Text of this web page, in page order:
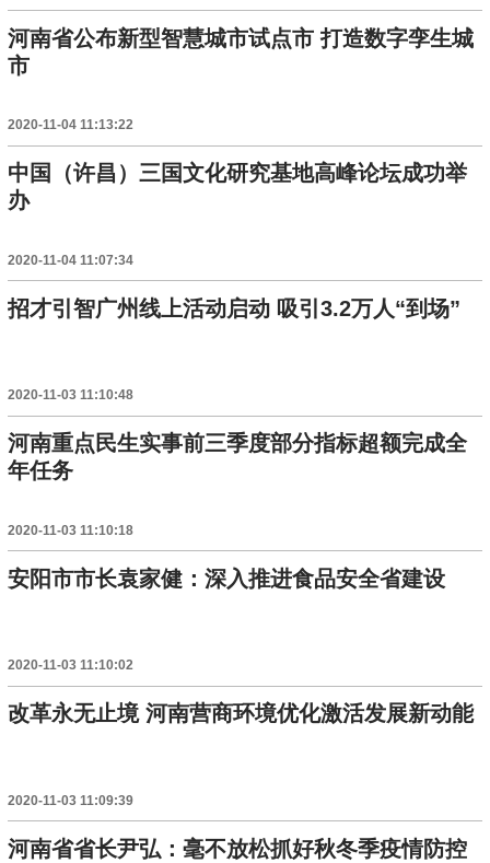
河南省公布新型智慧城市试点市 打造数字孪生城
市
2020-11-04 11:13:22
中国（许昌）三国文化研究基地高峰论坛成功举
办
2020-11-04 11:07:34
招才引智广州线上活动启动 吸引3.2万人“到场”
2020-11-03 11:10:48
河南重点民生实事前三季度部分指标超额完成全
年任务
2020-11-03 11:10:18
安阳市市长袁家健：深入推进食品安全省建设
2020-11-03 11:10:02
改革永无止境 河南营商环境优化激活发展新动能
2020-11-03 11:09:39
河南省省长尹弘：毫不放松抓好秋冬季疫情防控